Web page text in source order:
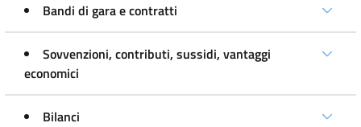
Bandi di gara e contratti
Sovvenzioni, contributi, sussidi, vantaggi
economici
Bilanci